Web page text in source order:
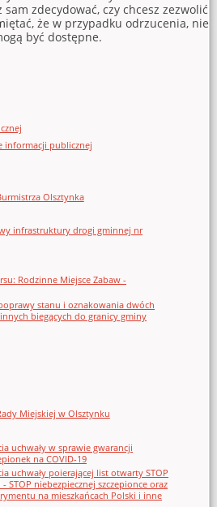
informacji publicznej
Olsztynka
infrastruktury drogi gminnej nr
Rodzinne Miejsce Zabaw -
stanu i oznakowania dwóch
biegących do granicy gminy
Miejskiej w Olsztynku
uchwały w sprawie gwarancji
na COVID-19
uchwały poierającej list otwarty STOP
STOP niebezpiecznej szczepionce oraz
na mieszkańcach Polski i inne
sam zdecydować, czy chcesz zezwolić
że w przypadku odrzucenia, nie
być dostępne.